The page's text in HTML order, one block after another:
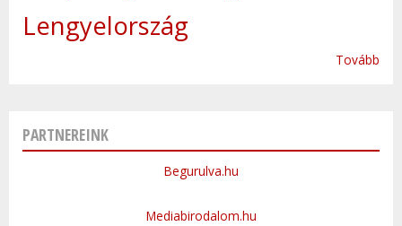
Lengyelország
Tovább
PARTNEREINK
Begurulva.hu
Mediabirodalom.hu